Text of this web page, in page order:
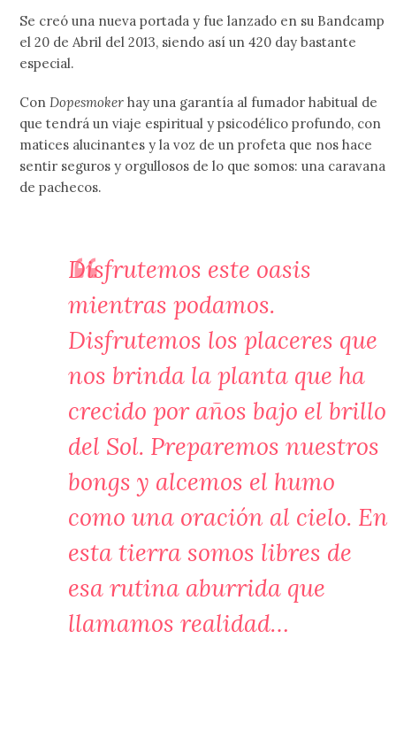
Se creó una nueva portada y fue lanzado en su Bandcamp
el 20 de Abril del 2013, siendo así un 420 day bastante
especial.
ConDopesmoker hay una garantía al fumador habitual de
que tendrá un viaje espiritual y psicodélico profundo, con
matices alucinantes y la voz de un profeta que nos hace
sentir seguros y orgullosos de lo que somos: una caravana
de pachecos.
Disfrutemos este oasis
mientras podamos.
Disfrutemos los placeres que
nos brinda la planta que ha
crecido por años bajo el brillo
del Sol. Preparemos nuestros
bongs y alcemos el humo
como una oración al cielo. En
esta tierra somos libres de
esa rutina aburrida que
llamamos realidad…